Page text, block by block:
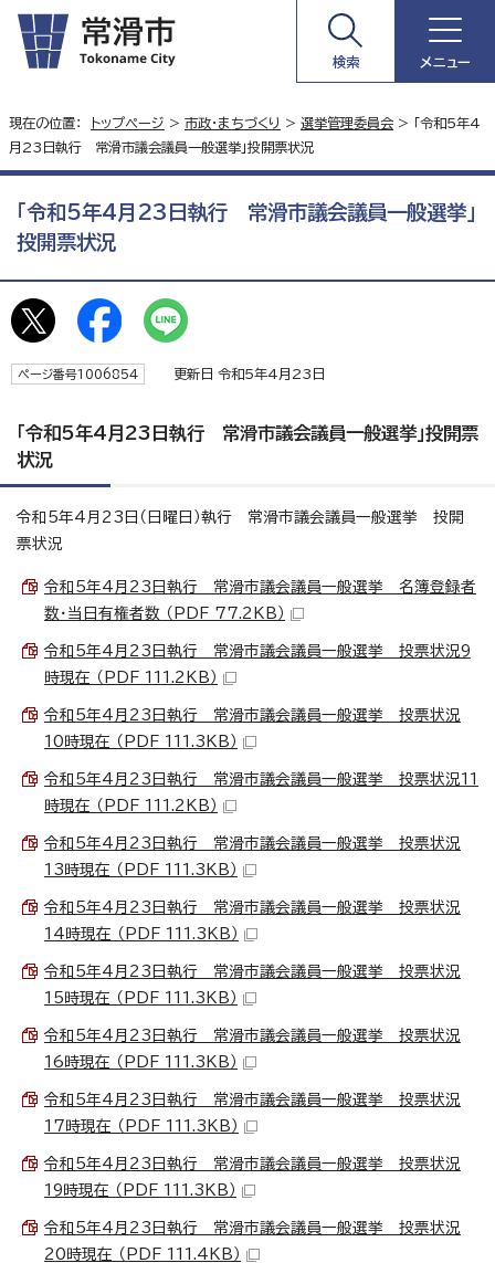
検索 メニュー
現在の位置： トップページ > 市政・まちづくり > 選挙管理委員会 > 「令和5年4
月23日執行 常滑市議会議員一般選挙」投開票状況
「令和5年4月23日執行 常滑市議会議員一般選挙」
投開票状況
ページ番号1006854 更新日 令和5年4月23日
「令和5年4月23日執行 常滑市議会議員一般選挙」投開票
状況
令和5年4月23日（日曜日）執行 常滑市議会議員一般選挙 投開
票状況
令和5年4月23日執行 常滑市議会議員一般選挙 名簿登録者
数・当日有権者数 （PDF 77.2KB）
令和5年4月23日執行 常滑市議会議員一般選挙 投票状況9
時現在 （PDF 111.2KB）
令和5年4月23日執行 常滑市議会議員一般選挙 投票状況
10時現在 （PDF 111.3KB）
令和5年4月23日執行 常滑市議会議員一般選挙 投票状況11
時現在 （PDF 111.2KB）
令和5年4月23日執行 常滑市議会議員一般選挙 投票状況
13時現在 （PDF 111.3KB）
令和5年4月23日執行 常滑市議会議員一般選挙 投票状況
14時現在 （PDF 111.3KB）
令和5年4月23日執行 常滑市議会議員一般選挙 投票状況
15時現在 （PDF 111.3KB）
令和5年4月23日執行 常滑市議会議員一般選挙 投票状況
16時現在 （PDF 111.3KB）
令和5年4月23日執行 常滑市議会議員一般選挙 投票状況
17時現在 （PDF 111.3KB）
令和5年4月23日執行 常滑市議会議員一般選挙 投票状況
19時現在 （PDF 111.3KB）
令和5年4月23日執行 常滑市議会議員一般選挙 投票状況
20時現在 （PDF 111.4KB）